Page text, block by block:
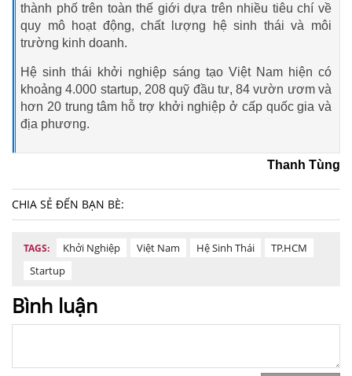
thành phố trên toàn thế giới dựa trên nhiều tiêu chí về
quy mô hoạt động, chất lượng hệ sinh thái và môi
trường kinh doanh.
Hệ sinh thái khởi nghiệp sáng tạo Việt Nam hiện có
khoảng 4.000 startup, 208 quỹ đầu tư, 84 vườn ươm và
hơn 20 trung tâm hỗ trợ khởi nghiệp ở cấp quốc gia và
địa phương.
Thanh Tùng
CHIA SẺ ĐẾN BẠN BÈ:
TAGS: Khởi Nghiệp Việt Nam Hệ Sinh Thái
TP.HCM
Startup
Bình luận